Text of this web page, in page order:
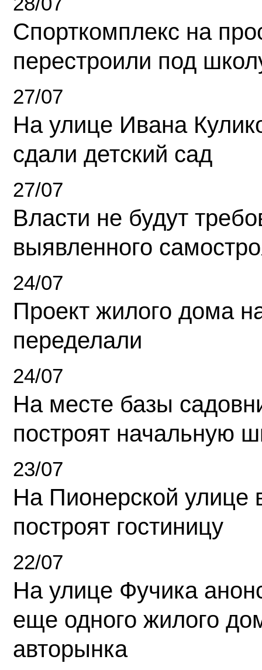
Спорткомплекс на
перестроили под
27/07
На улице Ивана
сдали детский сад
27/07
Власти не будут
выявленного
24/07
Проект жилого дома
переделали
24/07
На месте базы
построят начальную
23/07
На Пионерской улице
построят гостиницу
22/07
На улице Фучика
еще одного жилого
авторынка